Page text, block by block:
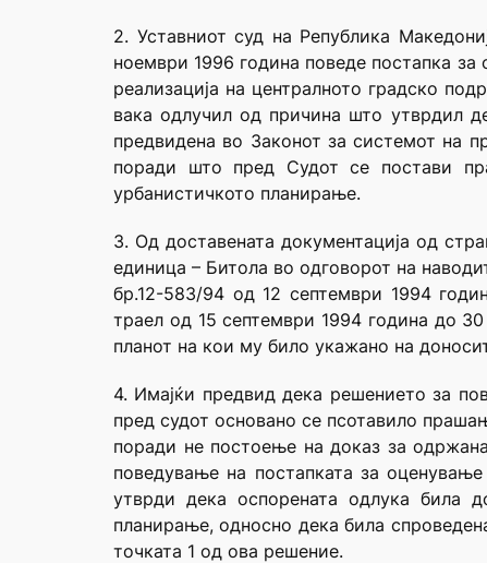
2. Уставниот суд на Република
ноември 1996 година поведе постапка
реализација на централното градско
вака одлучил од причина што утврдил
предвидена во Законот за системот на
поради што пред Судот се постави
урбанистичкото планирање.
3. Од доставената документација од
единица – Битола во одговорот на
бр.12-583/94 од 12 септември 1994
траел од 15 септември 1994 година до
планот на кои му било укажано на
4. Имајќи предвид дека решението за
пред судот основано се псотавило
поради не постоење на доказ за
поведување на постапката за
утврди дека оспорената одлука била
планирање, односно дека била
точката 1 од ова решение.